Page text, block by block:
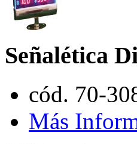
Señalética
cód. 70-
Más